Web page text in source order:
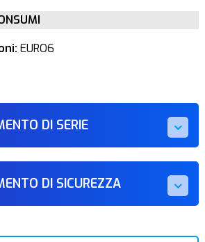
EURO6
DI SERIE
DI SICUREZZA